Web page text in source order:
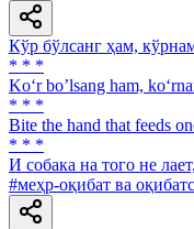
Кўр бўлсанг ҳам,
* * *
Ko‘r bo’lsang ham,
* * *
Bite the hand that feeds
* * *
И собака на того не
#меҳр-оқибат ва